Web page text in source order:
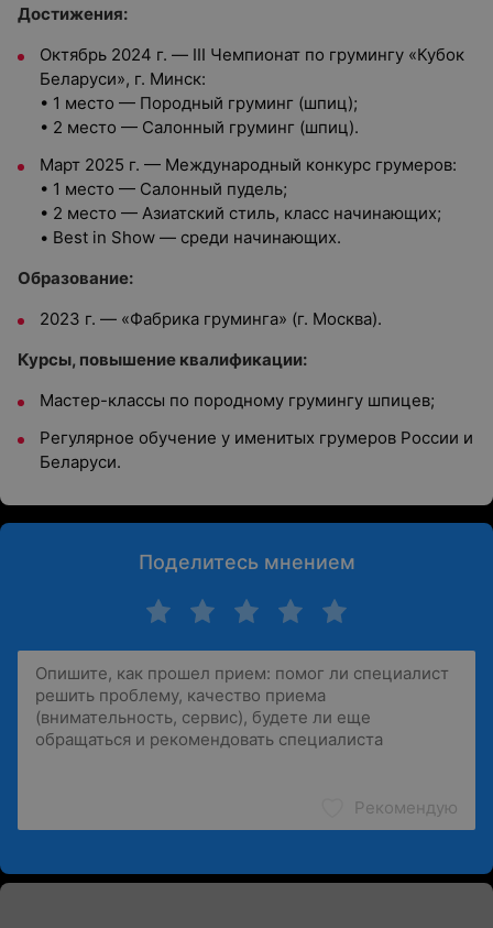
Достижения:
Октябрь 2024 г. — III Чемпионат по грумингу «Кубок
Беларуси», г. Минск:
• 1 место — Породный груминг (шпиц);
• 2 место — Салонный груминг (шпиц).
Март 2025 г. — Международный конкурс грумеров:
• 1 место — Салонный пудель;
• 2 место — Азиатский стиль, класс начинающих;
• Best in Show — среди начинающих.
Образование:
2023 г. — «Фабрика груминга» (г. Москва).
Курсы, повышение квалификации:
Мастер-классы по породному грумингу шпицев;
Регулярное обучение у именитых грумеров России и
Беларуси.
Поделитесь мнением
Рекомендую